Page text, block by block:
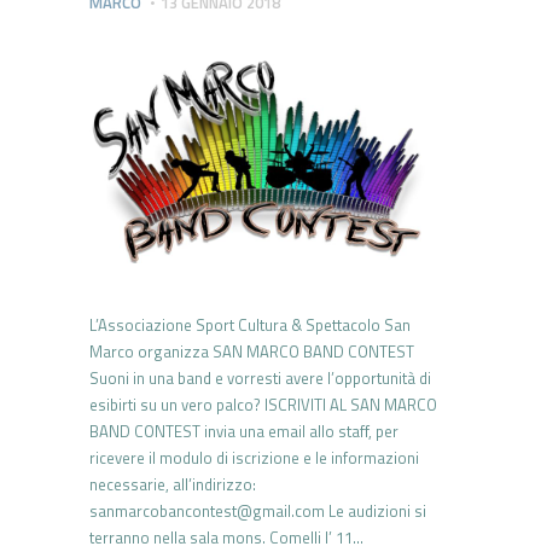
L’Associazione Sport Cultura & Spettacolo San
Marco organizza SAN MARCO BAND CONTEST
Suoni in una band e vorresti avere l’opportunità di
esibirti su un vero palco? ISCRIVITI AL SAN MARCO
BAND CONTEST invia una email allo staff, per
ricevere il modulo di iscrizione e le informazioni
necessarie, all’indirizzo:
sanmarcobancontest@gmail.com Le audizioni si
terranno nella sala mons. Comelli l’ 11…